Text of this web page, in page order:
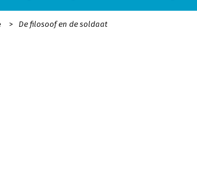
De filosoof en de soldaat